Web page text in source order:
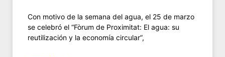
Con motivo de la semana del agua, el 25 de marzo
se celebró el “Fòrum de Proximitat: El agua: su
reutilización y la economía circular”,